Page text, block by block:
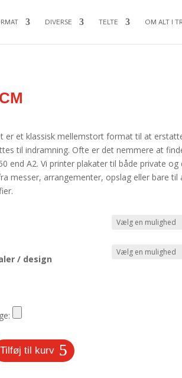
DIVERSE TELTE OM ALT I
er et klassisk mellemstort format til at
til indramning. Ofte er det nemmere at
end A2. Vi printer plakater til både private og
messer, arrangementer, opslag eller bare til
/ design
Tilføj til kurv